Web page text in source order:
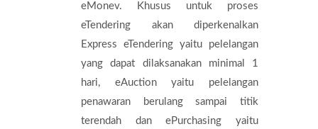
eMonev. Khusus untuk proses
eTendering akan diperkenalkan
Express eTendering yaitu pelelangan
yang dapat dilaksanakan minimal 1
hari, eAuction yaitu pelelangan
penawaran berulang sampai titik
terendah dan ePurchasing yaitu